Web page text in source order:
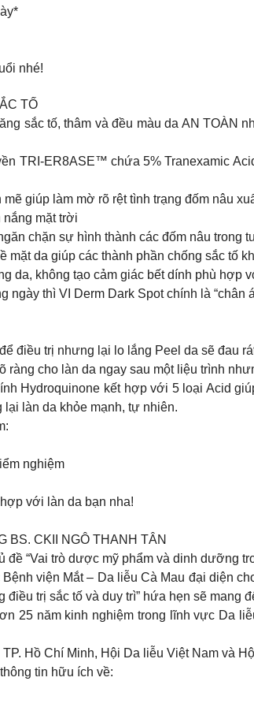
nhé!
TỐ
sắc tố, thâm và đều màu da AN
TRI-ER8ASE™ chứa 5% Tranexamic
giúp làm mờ rõ rệt tình trạng đốm nâu
nắng mặt trời
chặn sự hình thành các đốm nâu trong
mặt da giúp các thành phần chống sắc tố
da, không tạo cảm giác bết dính phù hợp
ngày thì VI Derm Dark Spot chính là
điều trị nhưng lại lo lắng Peel da sẽ đau
cho làn da ngay sau một liệu trình
Hydroquinone kết hợp với 5 loại Acid
lại làn da khỏe mạnh, tự nhiên.
nghiệm
với làn da bạn nha!
BS. CKII NGÔ THANH TÂN
“Vai trò dược mỹ phẩm và dinh dưỡng
viện Mắt – Da liễu Cà Mau đại diện
trị sắc tố và duy trì” hứa hẹn sẽ mang
25 năm kinh nghiệm trong lĩnh vực Da
Hồ Chí Minh, Hội Da liễu Việt Nam và
tin hữu ích về: